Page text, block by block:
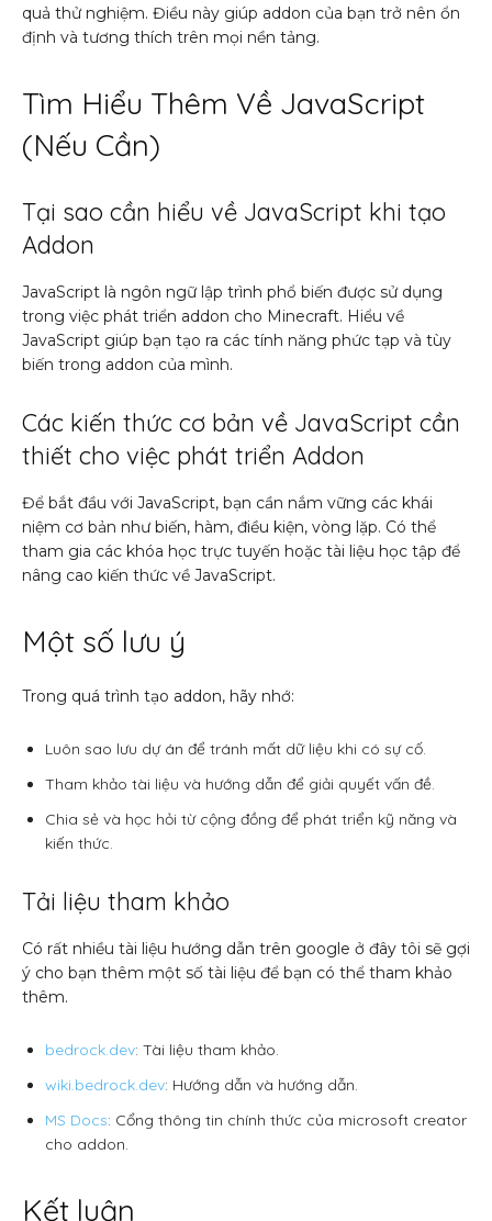
quả thử nghiệm. Điều này giúp addon của bạn trở nên ổn
định và tương thích trên mọi nền tảng.
Tìm Hiểu Thêm Về JavaScript
(Nếu Cần)
Tại sao cần hiểu về JavaScript khi tạo
Addon
JavaScript là ngôn ngữ lập trình phổ biến được sử dụng
trong việc phát triển addon cho Minecraft. Hiểu về
JavaScript giúp bạn tạo ra các tính năng phức tạp và tùy
biến trong addon của mình.
Các kiến thức cơ bản về JavaScript cần
thiết cho việc phát triển Addon
Để bắt đầu với JavaScript, bạn cần nắm vững các khái
niệm cơ bản như biến, hàm, điều kiện, vòng lặp. Có thể
tham gia các khóa học trực tuyến hoặc tài liệu học tập để
nâng cao kiến thức về JavaScript.
Một số lưu ý
Trong quá trình tạo addon, hãy nhớ:
Luôn sao lưu dự án để tránh mất dữ liệu khi có sự cố.
Tham khảo tài liệu và hướng dẫn để giải quyết vấn đề.
Chia sẻ và học hỏi từ cộng đồng để phát triển kỹ năng và
kiến thức.
Tải liệu tham khảo
Có rất nhiều tài liệu hướng dẫn trên google ở đây tôi sẽ gợi
ý cho bạn thêm một số tài liệu để bạn có thể tham khảo
thêm.
bedrock.dev: Tài liệu tham khảo.
wiki.bedrock.dev: Hướng dẫn và hướng dẫn.
MS Docs: Cổng thông tin chính thức của microsoft creator
cho addon.
Kết luận